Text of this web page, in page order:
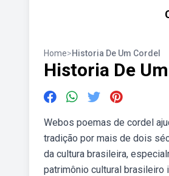
Home>Historia De Um Cordel
Historia De
Webos poemas de cordel
tradição por mais de dois
da cultura brasileira,
patrimônio cultural brasileiro